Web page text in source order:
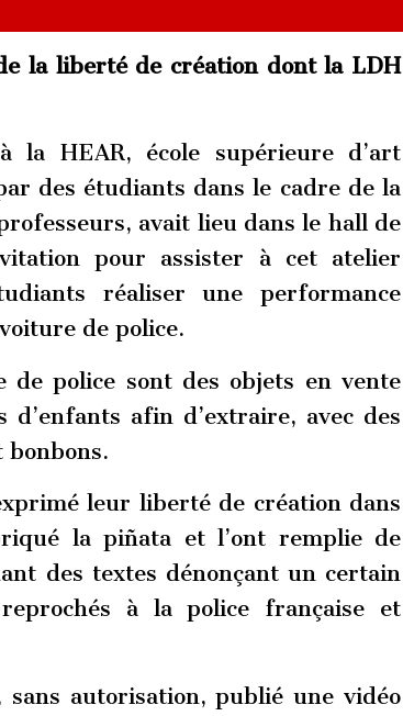
la liberté de création dont la LDH
la HEAR, école supérieure d’art
des étudiants dans le cadre de la
avait lieu dans le hall de
pour assister à cet atelier
réaliser une performance
de police.
police sont des objets en vente
afin d’extraire, avec des
bonbons.
leur liberté de création dans
la piñata et l’ont remplie de
des textes dénonçant un certain
à la police française et
autorisation, publié une vidéo